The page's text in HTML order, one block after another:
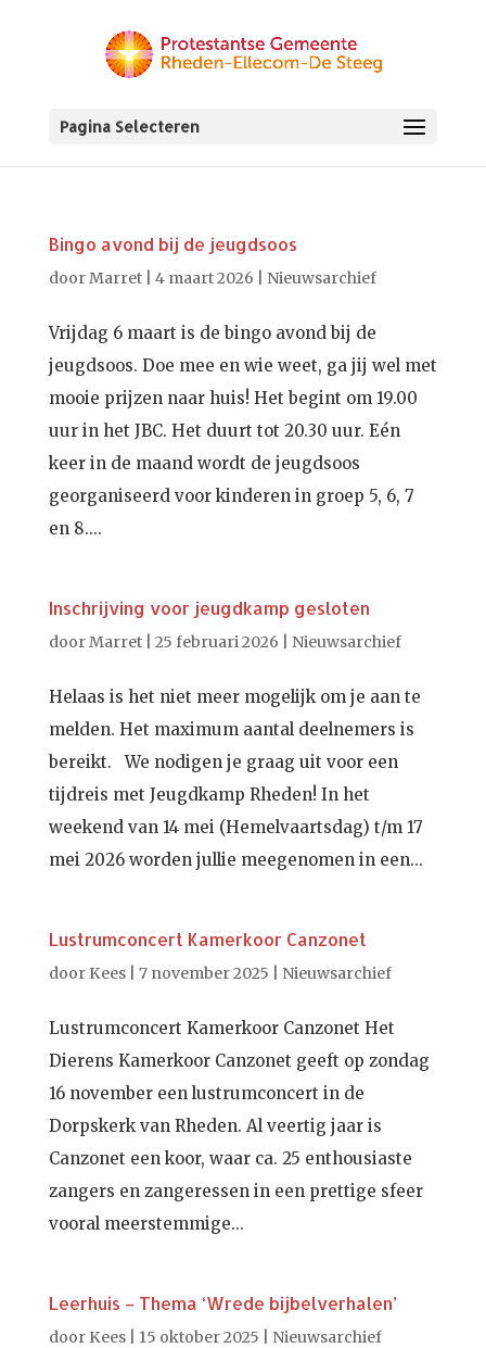
Pagina Selecteren
Bingo avond bij de jeugdsoos
doorMarret| 4 maart 2026 Nieuwsarchief
Vrijdag 6 maart is de bingo avond bij de
jeugdsoos. Doe mee en wie weet, ga jij wel met
mooie prijzen naar huis! Het begint om 19.00
uur in het JBC. Het duurt tot 20.30 uur. Eén
keer in de maand wordt de jeugdsoos
georganiseerd voor kinderen in groep 5, 6, 7
en 8....
Inschrijving voor jeugdkamp gesloten
doorMarret| 25 februari 2026 Nieuwsarchief
Helaas is het niet meer mogelijk om je aan te
melden. Het maximum aantal deelnemers is
bereikt. We nodigen je graag uit voor een
tijdreis met Jeugdkamp Rheden! In het
weekend van 14 mei (Hemelvaartsdag) t/m 17
mei 2026 worden jullie meegenomen in een...
Lustrumconcert Kamerkoor Canzonet
door Kees| 7 november 2025 Nieuwsarchief
Lustrumconcert Kamerkoor Canzonet Het
Dierens Kamerkoor Canzonet geeft op zondag
16 november een lustrumconcert in de
Dorpskerk van Rheden. Al veertig jaar is
Canzonet een koor, waar ca. 25 enthousiaste
zangers en zangeressen in een prettige sfeer
vooral meerstemmige...
Leerhuis – Thema ‘Wrede bijbelverhalen’
door Kees| 15 oktober 2025 Nieuwsarchief